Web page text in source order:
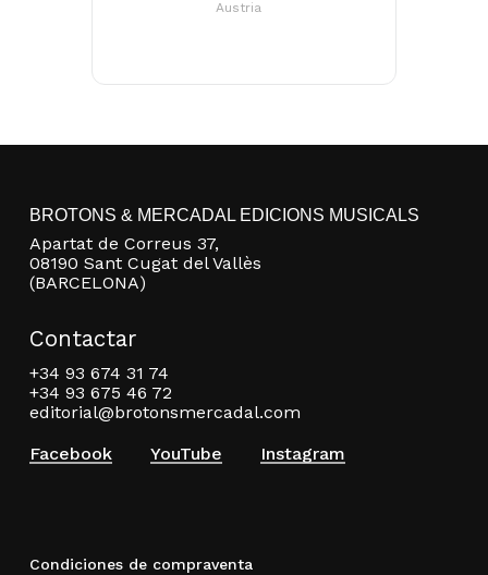
No hay productos en el carrito.
Austria
BROTONS & MERCADAL EDICIONS MUSICALS
Apartat de Correus 37,
08190 Sant Cugat del Vallès
(BARCELONA)
Contactar
+34 93 674 31 74
+34 93 675 46 72
editorial@brotonsmercadal.com
Facebook
YouTube Instagram
Condiciones de compraventa